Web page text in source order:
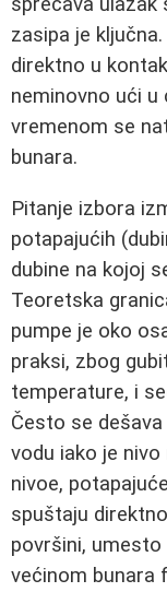
zasipa je
direktno u
neminovno ući u
vremenom se
bunara.
Pitanje izbora
potapajućih
dubine na kojoj
Teoretska
pumpe je oko
praksi, zbog
temperature, i
Često se
vodu iako je
nivoe,
spuštaju
površini, umesto
većinom bunara